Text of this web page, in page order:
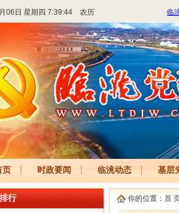
06日 星期四 7:39:44 农历
页 时政要闻 临洮动态 基层
行 你的位置： 首